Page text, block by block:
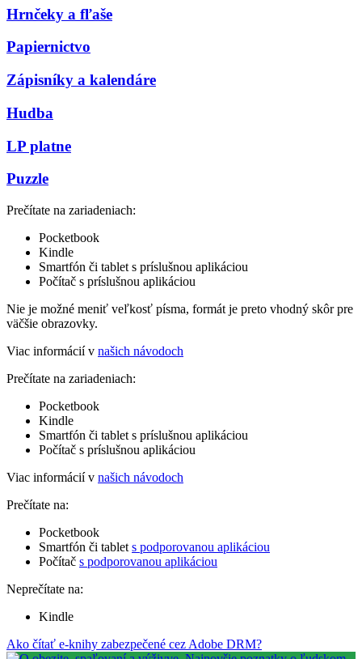
Hrnčeky a fľaše
Papiernictvo
Zápisníky a kalendáre
Hudba
LP platne
Puzzle
Prečítate na zariadeniach:
Pocketbook
Kindle
Smartfón či tablet s príslušnou aplikáciou
Počítač s príslušnou aplikáciou
Nie je možné meniť veľkosť písma, formát je preto vhodný skôr pre
väčšie obrazovky.
Viac informácií v našich návodoch
Prečítate na zariadeniach:
Pocketbook
Kindle
Smartfón či tablet s príslušnou aplikáciou
Počítač s príslušnou aplikáciou
Viac informácií v našich návodoch
Prečítate na:
Pocketbook
Smartfón či tablet s podporovanou aplikáciou
Počítač s podporovanou aplikáciou
Neprečítate na:
Kindle
Ako čítať e-knihy zabezpečené cez Adobe DRM?